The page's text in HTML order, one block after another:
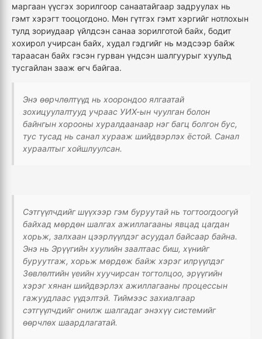
маргаан үүсгэх зорилгоор санаатайгаар задруулах нь
гэмт хэрэгт тооцогдоно. Мөн гүтгэх гэмт хэргийг нотлохын
тулд зориудаар үйлдсэн санаа зорилготой байх, бодит
хохирол учирсан байх, худал гэдгийг нь мэдсээр байж
тараасан байх гэсэн гурван үндсэн шалгуурыг хуульд
тусгайлан зааж өгч байгаа.
Энэ өөрчлөлтүүд нь хоорондоо ялгаатай
зохицуулалтууд учраас УИХ-ын чуулган болон
байнгын хорооны хуралдаанаар нэг багц болгон бус,
тус тусад нь санал хурааж шийдвэрлэх ёстой. Санал
хураалтыг хойшлуулсан.
Сэтгүүлчдийг шүүхээр гэм буруутай нь тогтоогдоогүй
байхад мөрдөн шалгах ажиллагааны явцад цагдан
хорьж, залхаан цээрлүүлдэг асуудал байсаар байна.
Энэ нь Эрүүгийн хуулийн заалтаас биш, хүнийг
буруутгаж, хорьж мөрдөж байж хэрэг илрүүлдэг
Зөвлөлтийн үеийн хуучирсан тогтолцоо, эрүүгийн
хэрэг хянан шийдвэрлэх ажиллагааны процессын
гажуудлаас үүдэлтэй. Тиймээс захиалгаар
сэтгүүлчдийг онилж шалгадаг энэхүү системийг
өөрчлөх шаардлагатай.